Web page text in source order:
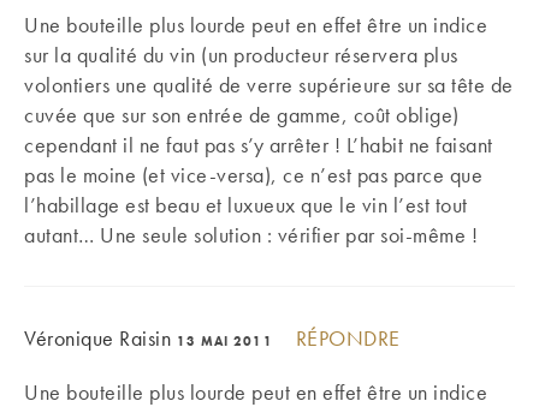
Une bouteille plus lourde peut en effet être un indice
sur la qualité du vin (un producteur réservera plus
volontiers une qualité de verre supérieure sur sa tête de
cuvée que sur son entrée de gamme, coût oblige)
cependant il ne faut pas s’y arrêter ! L’habit ne faisant
pas le moine (et vice-versa), ce n’est pas parce que
l’habillage est beau et luxueux que le vin l’est tout
autant… Une seule solution : vérifier par soi-même !
Véronique Raisin 13 MAI 2011
RÉPONDRE
Une bouteille plus lourde peut en effet être un indice